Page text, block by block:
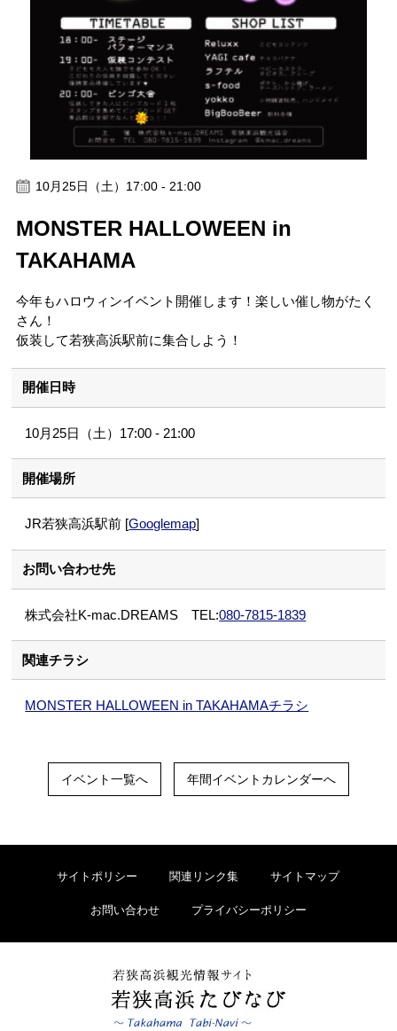
10月25日（土）17:00 - 21:00
MONSTER HALLOWEEN in
TAKAHAMA
今年もハロウィンイベント開催します！楽しい催し物がたく
さん！
仮装して若狭高浜駅前に集合しよう！
開催日時
10月25日（土）17:00 - 21:00
開催場所
JR若狭高浜駅前 [Googlemap]
お問い合わせ先
株式会社K-mac.DREAMS TEL:080-7815-1839
関連チラシ
MONSTER HALLOWEEN in TAKAHAMAチラシ
イベント一覧へ 年間イベントカレンダーへ
サイトポリシー 関連リンク集 サイトマップ
お問い合わせ プライバシーポリシー